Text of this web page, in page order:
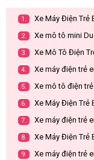
1. Xe Máy Điện Trẻ
2. Xe mô tô mini
3. Xe Mô Tô Điện
4. Xe máy điện trẻ
5. Xe mô tô điện
6. Xe Máy Điện Trẻ
7. Xe máy điện trẻ
8. Xe Máy Điện Trẻ
9. Xe máy điện trẻ